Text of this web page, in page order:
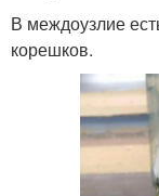
В междоузлие
корешков.